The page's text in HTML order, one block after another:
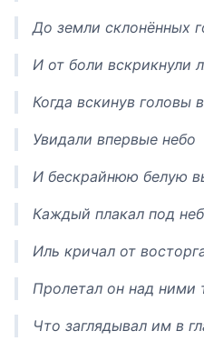
До земли склонённых
И от боли вскрикнули
Когда вскинув головы
Увидали впервые небо
И бескрайнюю белую
Каждый плакал под
Иль кричал от
Пролетал он над ними
Что заглядывал им в